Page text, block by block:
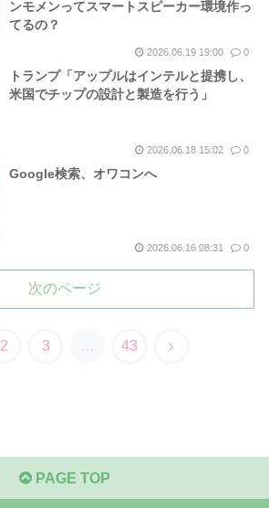
ンモメンってスマートスピーカー環境作っ
てるの？
2026.06.19 19:00 0
トランプ「アップルはインテルと提携し、
米国でチップの設計と製造を行う」
2026.06.18 15:02 0
Google検索、オワコンへ
2026.06.16 08:31 0
次のページ
2 3 … 43
次
PAGE TOP